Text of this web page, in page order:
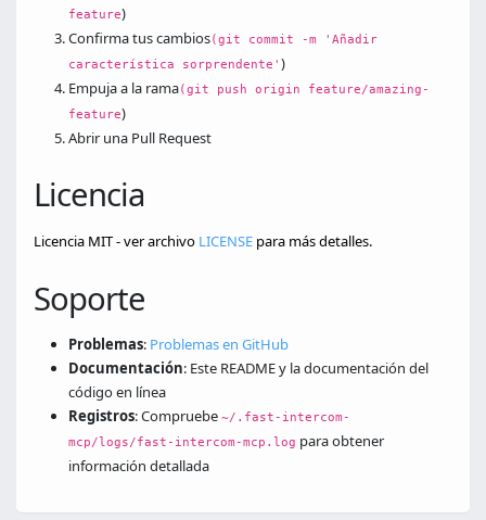
feature)
Confirma tus cambios(git commit -m 'Añadir
característica sorprendente' )
Empuja a la rama(git push origin feature/amazing-
feature)
Abrir una Pull Request
Licencia
Licencia MIT - ver archivo LICENSE para más detalles.
Soporte
Problemas: Problemas en GitHub
Documentación: Este README y la documentación del
código en línea
Registros: Compruebe ~/.fast-intercom-
mcp/logs/fast-intercom-mcp.log para obtener
información detallada